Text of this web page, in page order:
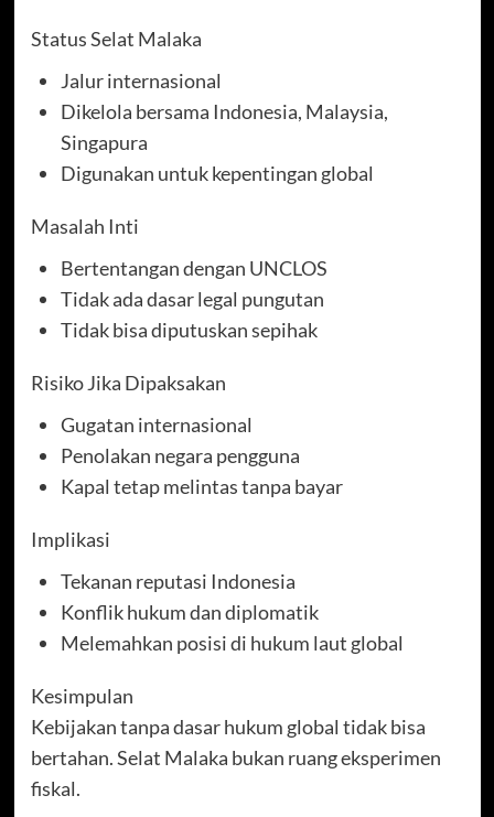
Status Selat Malaka
Jalur internasional
Dikelola bersama Indonesia, Malaysia,
Singapura
Digunakan untuk kepentingan global
Masalah Inti
Bertentangan dengan UNCLOS
Tidak ada dasar legal pungutan
Tidak bisa diputuskan sepihak
Risiko Jika Dipaksakan
Gugatan internasional
Penolakan negara pengguna
Kapal tetap melintas tanpa bayar
Implikasi
Tekanan reputasi Indonesia
Konflik hukum dan diplomatik
Melemahkan posisi di hukum laut global
Kesimpulan
Kebijakan tanpa dasar hukum global tidak bisa
bertahan. Selat Malaka bukan ruang eksperimen
fiskal.